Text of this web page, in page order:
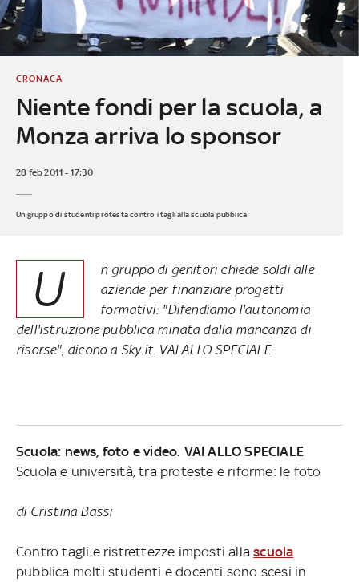
Niente fondi per la scuola, a
Monza arriva lo sponsor
CRONACA
28 feb 2011 - 17:30
Un gruppo di studenti protesta contro i tagli alla scuola pubblica
U
n gruppo di genitori chiede soldi alle
aziende per finanziare progetti
formativi: "Difendiamo l'autonomia
dell'istruzione pubblica minata dalla mancanza di
risorse", dicono a Sky.it. VAI ALLO SPECIALE
Scuola: news, foto e video. VAI ALLO SPECIALE
Scuola e università, tra proteste e riforme: le foto
di Cristina Bassi
Contro tagli e ristrettezze imposti allascuola
pubblica molti studenti e docenti sono scesi in